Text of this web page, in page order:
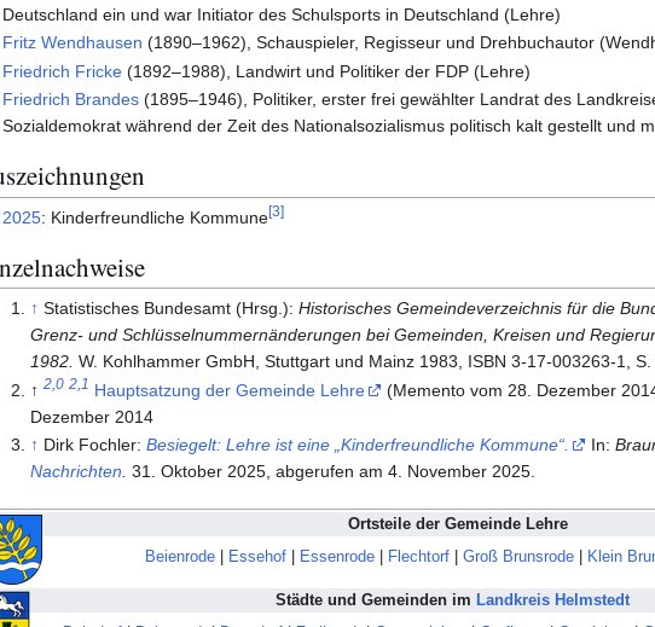
Deutschland ein und war Initiator des Schulsports in Deutschland (Lehre)
Fritz Wendhausen (1890–1962), Schauspieler, Regisseur und Drehbuchautor
Friedrich Fricke (1892–1988), Landwirt und Politiker der FDP (Lehre)
Friedrich Brandes (1895–1946), Politiker, erster frei gewählter Landrat des
Sozialdemokrat während der Zeit des Nationalsozialismus politisch kalt gestellt und
2025: Kinderfreundliche Kommune[3]
↑ Statistisches Bundesamt (Hrsg.): Historisches Gemeindeverzeichnis für die
Grenz- und Schlüsselnummernänderungen bei Gemeinden, Kreisen und
1982. W. Kohlhammer GmbH, Stuttgart und Mainz 1983, ISBN 3-17-003263-1, S.
↑ 2,0 2,1 Hauptsatzung der Gemeinde Lehre (Mementovom 28. Dezember
Dezember 2014
↑ Dirk Fochler: Besiegelt: Lehre ist eine „Kinderfreundliche Kommune“. In:
Nachrichten 31. Oktober 2025, abgerufen am 4. November 2025.
Ortsteile der Gemeinde Lehre
Beienrode | Essehof | Essenrode | Flechtorf | Groß Brunsrode | Klein
Städte und Gemeinden im Landkreis Helmstedt